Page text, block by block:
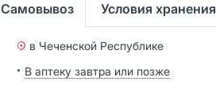
Самовывоз Условия хранения
в Чеченской Республике
В аптеку завтра или позже